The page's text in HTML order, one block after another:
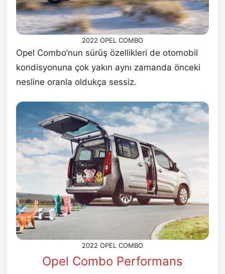
2022 OPEL COMBO
Opel Combo’nun sürüş özellikleri de otomobil
kondisyonuna çok yakın aynı zamanda önceki
nesline oranla oldukça sessiz.
2022 OPEL COMBO
Opel Combo Performans